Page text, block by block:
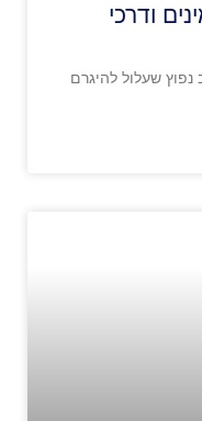
ודרכי
שעלול להיגרם